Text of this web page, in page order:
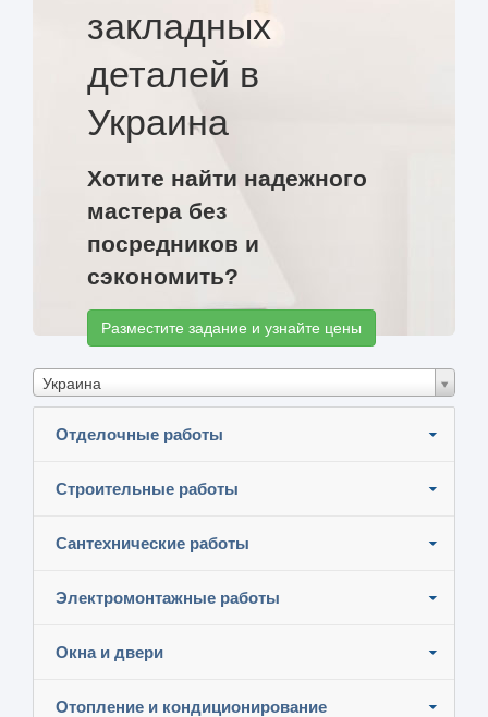
закладных
деталей в
Украина
Хотите найти надежного
мастера без
посредников и
сэкономить?
Разместите задание и узнайте цены
Украина
Отделочные работы
Строительные работы
Сантехнические работы
Электромонтажные работы
Окна и двери
Отопление и кондиционирование